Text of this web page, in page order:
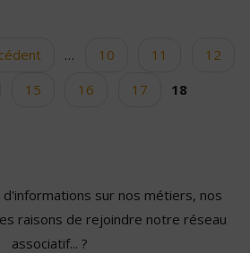
… 10 11
12
15 16 17 18
sur nos métiers, nos
raisons de rejoindre notre réseau
associatif... ?